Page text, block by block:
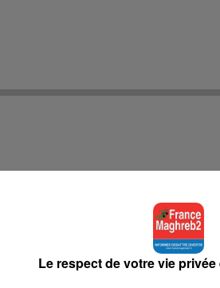
Le respect de votre vie